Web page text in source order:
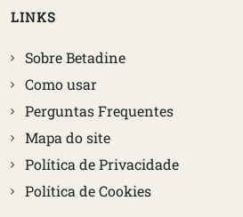
LINKS
Sobre Betadine
Como usar
Perguntas Frequentes
mapa do site
Política de Privacidade
Política de Cookies